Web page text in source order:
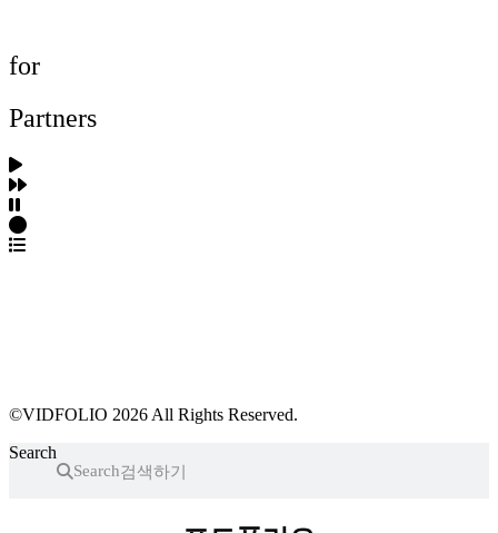
for
Partners
©VIDFOLIO 2026 All Rights Reserved.
Search
Search